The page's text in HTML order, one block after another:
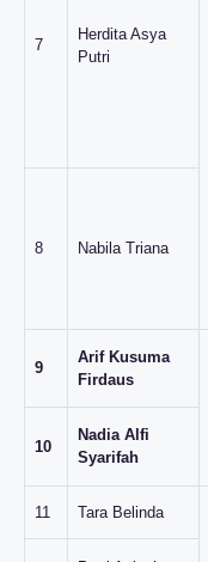
7
Herdita Asya
Putri
8 Nabila Triana
9
Arif Kusuma
Firdaus
10
Nadia Alfi
Syarifah
11
Tara Belinda